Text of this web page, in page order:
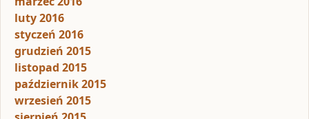
luty 2016
styczeń 2016
grudzień 2015
listopad 2015
październik 2015
wrzesień 2015